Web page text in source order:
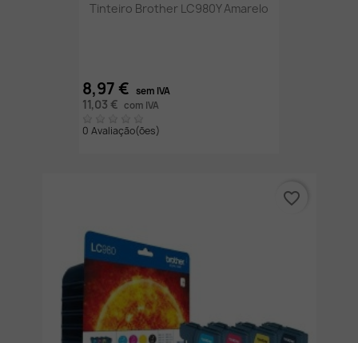
Tinteiro Brother LC980Y Amarelo
8,97 € sem IVA
11,03 € com IVA
0 Avaliação(ões)
favorite_border